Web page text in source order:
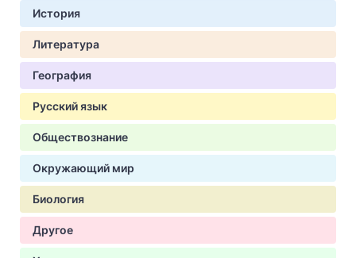
История
Литература
География
Русский язык
Обществознание
Окружающий мир
Биология
Другое